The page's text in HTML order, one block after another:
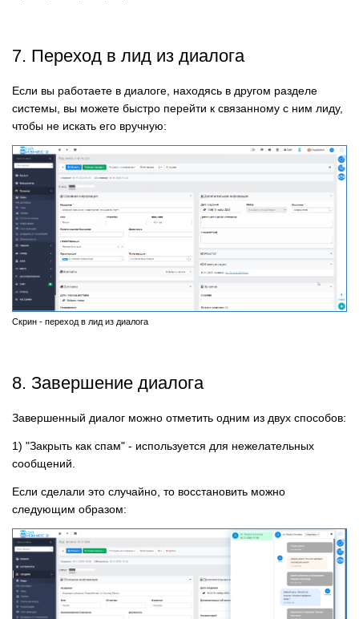
7. Переход в лид из диалога
Если вы работаете в диалоге, находясь в другом разделе
системы, вы можете быстро перейти к связанному с ним лиду,
чтобы не искать его вручную:
Скрин - переход в лид из диалога
8. Завершение диалога
Завершенный диалог можно отметить одним из двух способов:
1) "Закрыть как спам" - используется для нежелательных
сообщений.
Если сделали это случайно, то восстановить можно
следующим образом: